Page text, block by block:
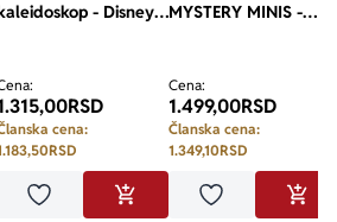
U KORPU
- Disney,
RSD
cena:
RSD
Dodaj u omiljeneDODAJ U KORPU
MYSTERY MINIS -
Cena:
1.499,00RSD
Članska cena:
1.349,10RSD
Dodaj u